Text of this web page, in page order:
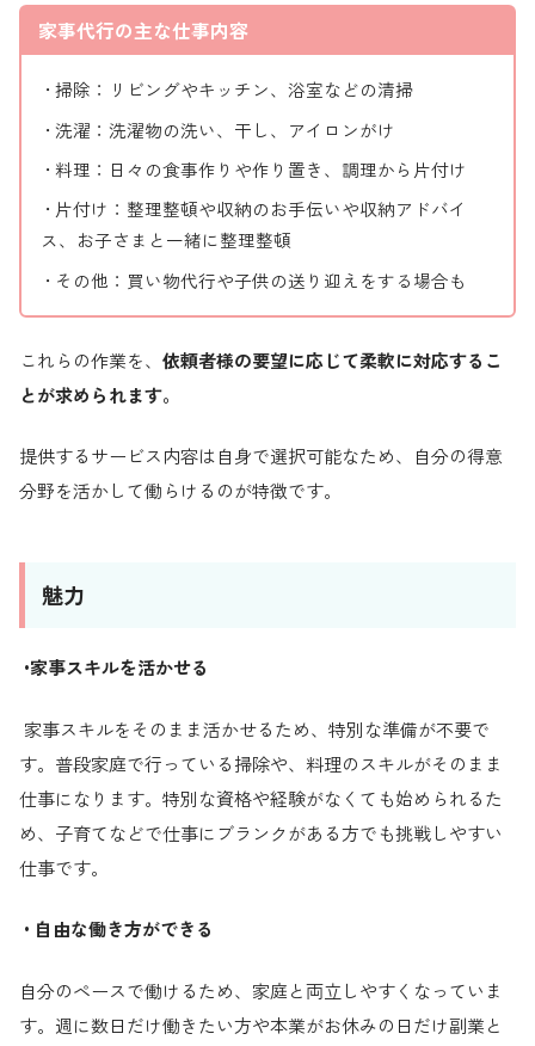
家事代行の主な仕事内容
• 掃除：リビングやキッチン、浴室などの清掃
• 洗濯：洗濯物の洗い、干し、アイロンがけ
• 料理：日々の食事作りや作り置き、調理から片付け
• 片付け：整理整頓や収納のお手伝いや収納アドバイ
ス、お子さまと一緒に整理整頓
• その他：買い物代行や子供の送り迎えをする場合も
これらの作業を、 依頼者様の要望に応じて柔軟に対応するこ
とが求められます。
提供するサービス内容は自身で選択可能なため、自分の得意
分野を活かして働らけるのが特徴です。
魅力
•家事スキルを活かせる
家事スキルをそのまま活かせるため、特別な準備が不要で
す。普段家庭で行っている掃除や、料理のスキルがそのまま
仕事になります。特別な資格や経験がなくても始められるた
め、子育てなどで仕事にブランクがある方でも挑戦しやすい
仕事です。
• 自由な働き方ができる
自分のペースで働けるため、家庭と両立しやすくなっていま
す。週に数日だけ働きたい方や本業がお休みの日だけ副業と